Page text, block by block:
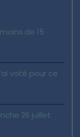
de 15
voté pour ce
26 juillet